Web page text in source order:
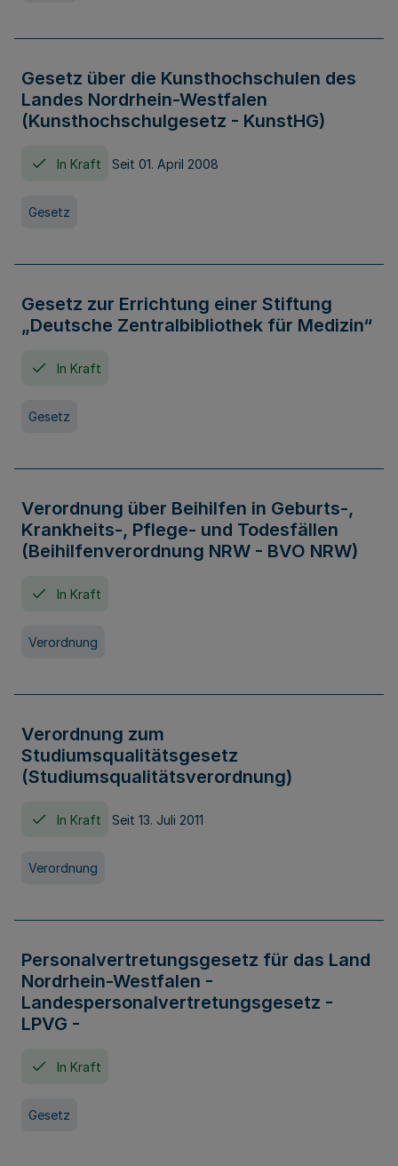
Gesetz über die Kunsthochschulen des
Landes Nordrhein-Westfalen
(Kunsthochschulgesetz - KunstHG)
In Kraft Seit 01. April 2008
Gesetz
Gesetz zur Errichtung einer Stiftung
„Deutsche Zentralbibliothek für Medizin“
In Kraft
Gesetz
Verordnung über Beihilfen in Geburts-,
Krankheits-, Pflege- und Todesfällen
(Beihilfenverordnung NRW - BVO NRW)
In Kraft
Verordnung
Verordnung zum
Studiumsqualitätsgesetz
(Studiumsqualitätsverordnung)
In Kraft Seit 13. Juli 2011
Verordnung
Personalvertretungsgesetz für das Land
Nordrhein-Westfalen -
Landespersonalvertretungsgesetz -
LPVG -
In Kraft
Gesetz